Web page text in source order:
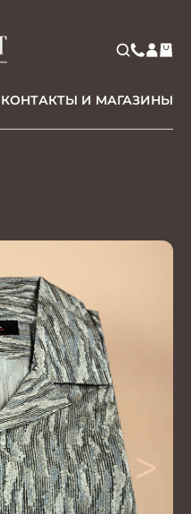
КОНТАКТЫ И МАГАЗИНЫ
>